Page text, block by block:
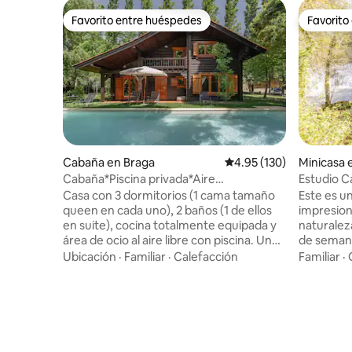
Favorito entre huéspedes
Favorito entre huéspedes
Cabaña en Braga Calificación promedio:
4.95 (130)
Cabaña*Piscina privada*Aire
acondicionado - Prado do Xisto
Casa con 3 dormitorios (1 cama tamaño
queen en cada uno), 2 baños (1 de ellos
en suite), cocina totalmente equipada y
área de ocio al aire libre con piscina. Un
gran punto destacado de esta casa es el
Ubicación · Familiar · Calefacción
Minicasa
Estudio
Este es
de
Familiar ·